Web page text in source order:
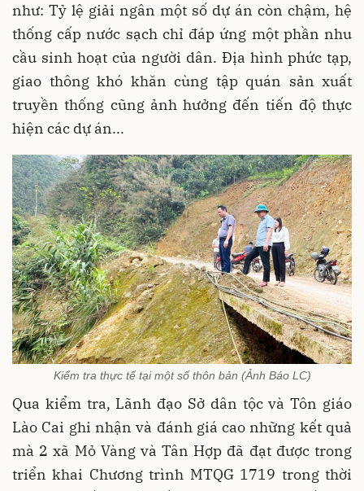
như: Tỷ lệ giải ngân một số dự án còn chậm, hệ
thống cấp nước sạch chỉ đáp ứng một phần nhu
cầu sinh hoạt của người dân. Địa hình phức tạp,
giao thông khó khăn cùng tập quán sản xuất
truyền thống cũng ảnh hưởng đến tiến độ thực
hiện các dự án...
Kiểm tra thực tế tại một số thôn bản (Ảnh Báo LC)
Qua kiểm tra, Lãnh đạo Sở dân tộc và Tôn giáo
Lào Cai ghi nhận và đánh giá cao những kết quả
mà 2 xã Mỏ Vàng và Tân Hợp đã đạt được trong
triển khai Chương trình MTQG 1719 trong thời